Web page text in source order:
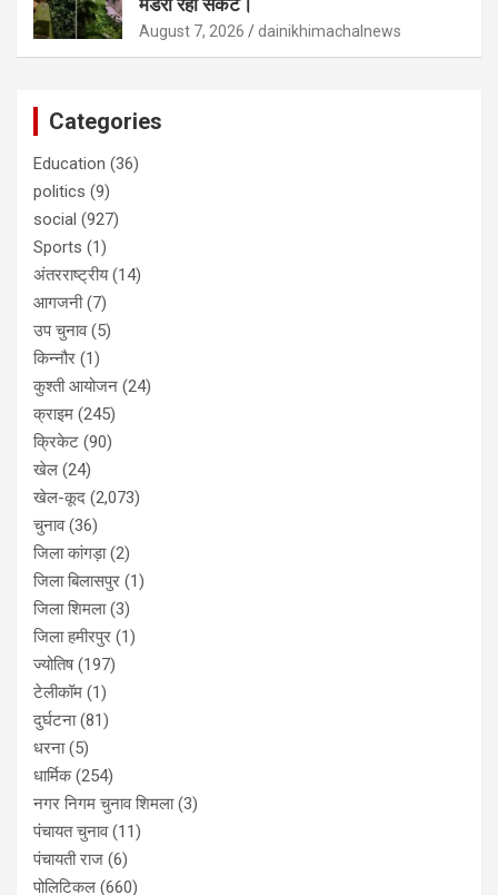
मंडरा रहा संकट।
August 7, 2026 dainikhimachalnews
Categories
Education (36)
politics (9)
social (927)
Sports (1)
अंतरराष्ट्रीय(14)
आगजनी(7)
उप चुनाव(5)
किन्नौर (1)
कुश्ती आयोजन (24)
क्राइम (245)
क्रिकेट (90)
खेल (24)
खेल-कूद (2,073)
चुनाव(36)
जिला कांगड़ा(2)
जिला बिलासपुर (1)
जिला शिमला(3)
जिला हमीरपुर (1)
ज्योतिष(197)
टेलीकॉम (1)
दुर्घटना(81)
धरना(5)
धार्मिक(254)
नगर निगम चुनाव शिमला(3)
पंचायत चुनाव(11)
पंचायती राज (6)
पोलिटिकल (660)